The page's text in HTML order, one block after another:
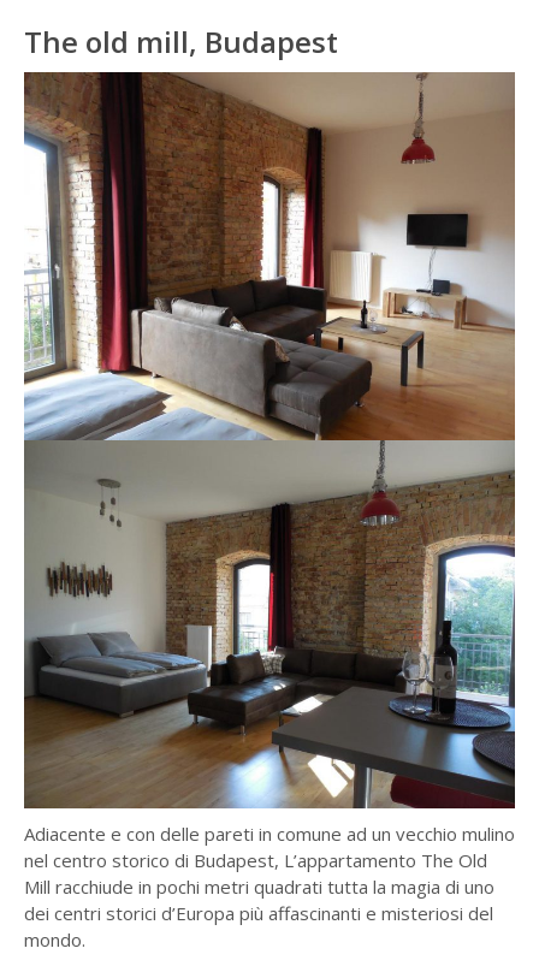
The old mill, Budapest
Adiacente e con delle pareti in comune ad un vecchio mulino
nel centro storico di Budapest, L’appartamento The Old
Mill racchiude in pochi metri quadrati tutta la magia di uno
dei centri storici d’Europa più affascinanti e misteriosi del
mondo.